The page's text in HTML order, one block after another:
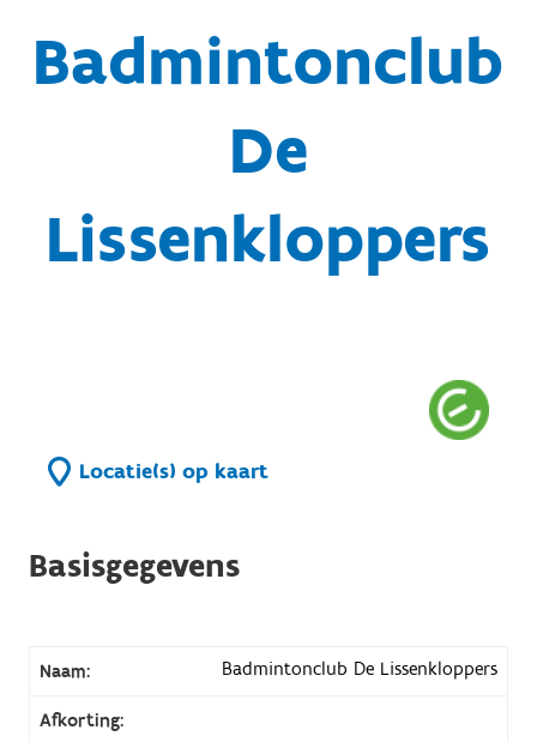
Badmintonclub
De
Lissenkloppers
Locatie(s) op kaart
Basisgegevens
Naam: Badmintonclub De Lissenkloppers
Afkorting: